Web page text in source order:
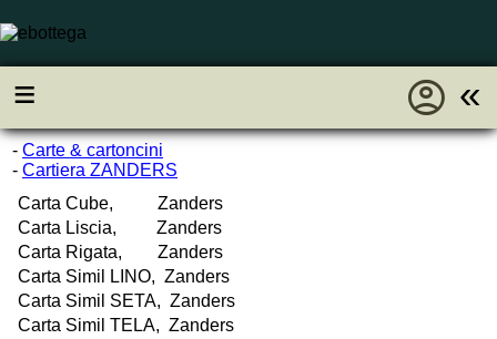
≡ «
account_circle
- Carte & cartoncini
- Cartiera ZANDERS
Carta Cube, Zanders
Carta Liscia, Zanders
Carta Rigata, Zanders
Carta Simil LINO, Zanders
Carta Simil SETA, Zanders
Carta Simil TELA, Zanders